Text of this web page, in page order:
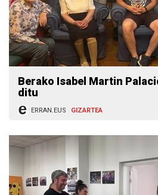
Berako Isabel Martin
ditu
ERRAN.EUS GIZARTEA